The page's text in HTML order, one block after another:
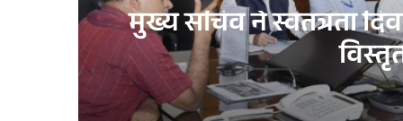
मुख्य सचिव ने स्वतंत्रता